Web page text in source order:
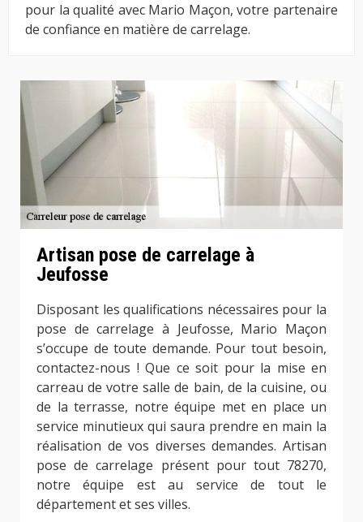
pour la qualité avec Mario Maçon, votre partenaire
de confiance en matière de carrelage.
Artisan pose de carrelage à
Jeufosse
Disposant les qualifications nécessaires pour la
pose de carrelage à Jeufosse, Mario Maçon
s’occupe de toute demande. Pour tout besoin,
contactez-nous ! Que ce soit pour la mise en
carreau de votre salle de bain, de la cuisine, ou
de la terrasse, notre équipe met en place un
service minutieux qui saura prendre en main la
réalisation de vos diverses demandes. Artisan
pose de carrelage présent pour tout 78270,
notre équipe est au service de tout le
département et ses villes.